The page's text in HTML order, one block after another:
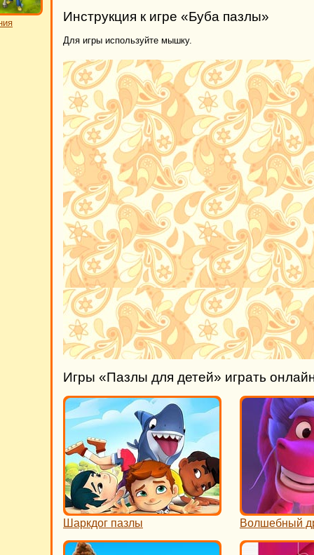
Инструкция к игре «Буба пазлы»
Для игры используйте мышку.
Игры «Пазлы для детей» играть
Шаркдог пазлы Волшебный